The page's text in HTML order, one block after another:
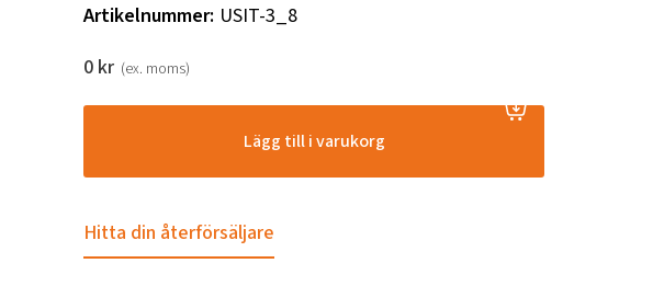
Artikelnummer: USIT-3_8
0 kr (ex. moms)
Lägg till i varukorg
Hitta din återförsäljare